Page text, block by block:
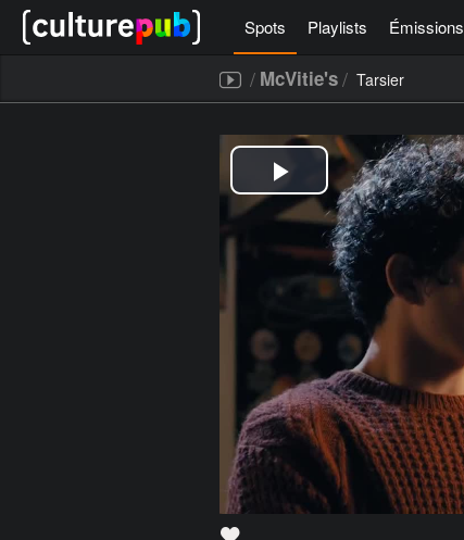
Spots Playlists Émissions
/ McVitie's/ Tarsier